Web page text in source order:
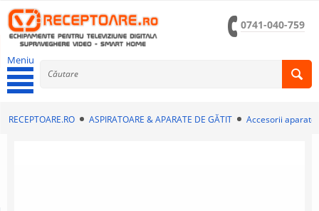
0741-040-759
Meniu
RECEPTOARE.RO ASPIRATOARE & APARATE DE GĂTIT Accesorii aparate